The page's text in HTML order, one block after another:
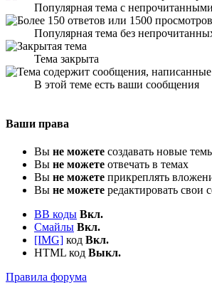
Популярная тема с
Популярная тема без
Тема закрыта
В этой теме есть ваши сообщения
Ваши права
Вы не можете создавать новые
Вы не можете отвечать в темах
Вы не можете прикреплять
Вы не можете редактировать свои
BB коды Вкл.
Смайлы Вкл.
[IMG] код Вкл.
HTML код Выкл.
Правила форума